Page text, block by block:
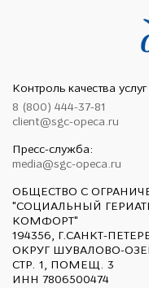
Контроль качества
8 (800) 444-37-81
client@sgc-opeca.ru
Пресс-служба:
media@sgc-opeca.ru
ОБЩЕСТВО С
"СОЦИАЛЬНЫЙ
КОМФОРТ"
194356, Г.САНКТ-
ОКРУГ ШУВАЛОВО-
СТР. 1, ПОМЕЩ. 3
ИНН 7806500474